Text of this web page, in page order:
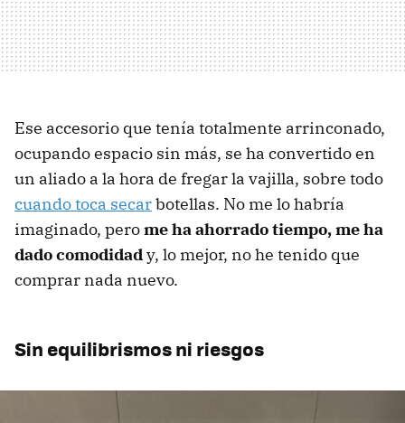
Ese accesorio que tenía totalmente arrinconado,
ocupando espacio sin más, se ha convertido en
un aliado a la hora de fregar la vajilla, sobre todo
cuando toca secarbotellas. No me lo habría
imaginado, perome ha ahorrado tiempo, me ha
dado comodidady, lo mejor, no he tenido que
comprar nada nuevo.
Sin equilibrismos ni riesgos